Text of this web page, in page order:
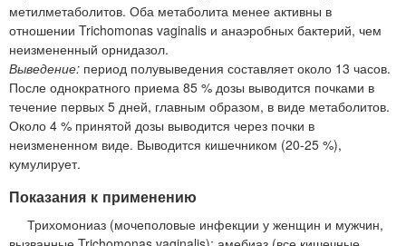
метилметаболитов. Оба метаболита менее активны в
отношении Trichomonas vaginalis и анаэробных бактерий, чем
неизмененный орнидазол.
Выведение: период полувыведения составляет около 13 часов.
После однократного приема 85 % дозы выводится почками в
течение первых 5 дней, главным образом, в виде метаболитов.
Около 4 % принятой дозы выводится через почки в
неизмененном виде. Выводится кишечником (20-25 %),
кумулирует.
Показания к применению
Трихомониаз (мочеполовые инфекции у женщин и мужчин,